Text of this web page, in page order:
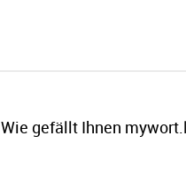
Wie gefällt Ihnen